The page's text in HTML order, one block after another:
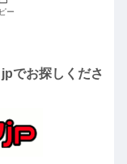
ー
でお探しくださ